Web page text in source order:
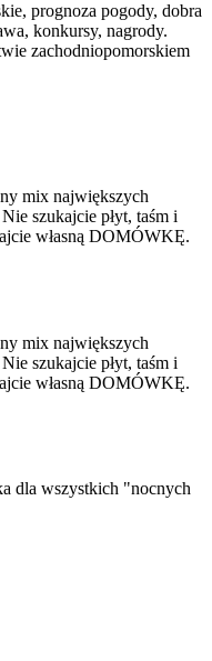
prognoza pogody, dobra
konkursy, nagrody.
zachodniopomorskiem
mix największych
szukajcie płyt, taśm i
własną DOMÓWKĘ.
mix największych
szukajcie płyt, taśm i
własną DOMÓWKĘ.
dla wszystkich "nocnych